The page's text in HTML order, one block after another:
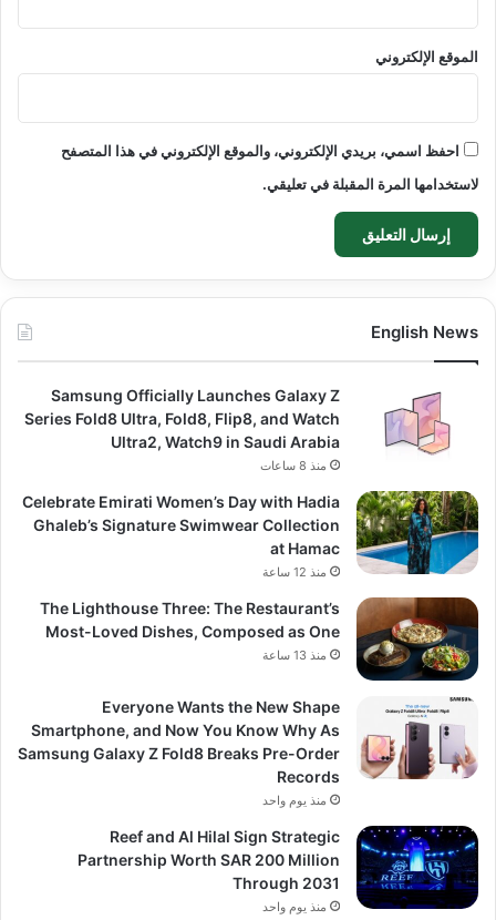
الموقع الإلكتروني
احفظ اسمي، بريدي الإلكتروني، والموقع الإلكتروني في هذا المتصفح
لاستخدامها المرة المقبلة في تعليقي.
English News
Samsung Officially Launches Galaxy Z
Series Fold8 Ultra, Fold8, Flip8, and Watch
Ultra2, Watch9 in Saudi Arabia
منذ 8 ساعات
Celebrate Emirati Women’s Day with Hadia
Ghaleb’s Signature Swimwear Collection
at Hamac
منذ 12 ساعة
The Lighthouse Three: The Restaurant’s
Most-Loved Dishes, Composed as One
منذ 13 ساعة
Everyone Wants the New Shape
Smartphone, and Now You Know Why As
Samsung Galaxy Z Fold8 Breaks Pre-Order
Records
منذ يوم واحد
Reef and Al Hilal Sign Strategic
Partnership Worth SAR 200 Million
Through 2031
منذ يوم واحد